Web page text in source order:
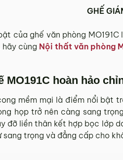
GHẾ
của ghế văn phòng
cùng Nội thất văn phòng
MO191C hoàn hảo
mềm mại là điểm nổi bật
họp trở nên càng sang
đỡ liền thân kết hợp bọc lớp
sang trọng và đẳng cấp cho
đối với đơn hàng giá trị ≥ ­2
hàng và lắp đặt tại
MyChair thông báo và xác
quý khách có bất kỳ
Đổi trả, Hoàn tiền